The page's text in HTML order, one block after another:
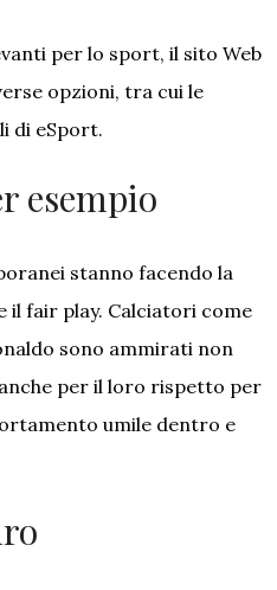
per lo sport, il sito Web
opzioni, tra cui le
di eSport.
esempio
stanno facendo la
fair play. Calciatori come
sono ammirati non
per il loro rispetto per
umile dentro e